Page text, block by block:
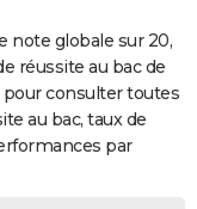
note globale sur 20,
réussite au bac de
pour consulter toutes
au bac, taux de
par